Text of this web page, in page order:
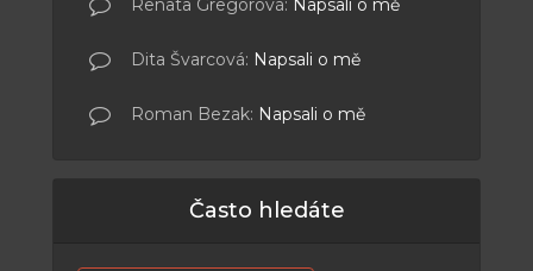
Renata Gregorová: Napsali o mě
Dita Švarcová: Napsali o mě
Roman Bezak: Napsali o mě
Často hledáte